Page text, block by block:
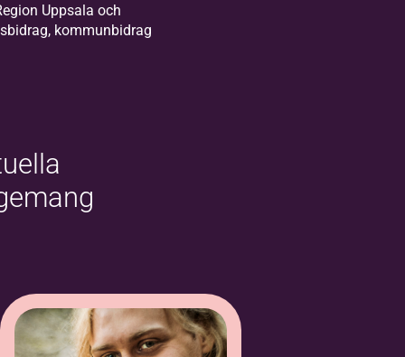
Uppsala och
kommunbidrag